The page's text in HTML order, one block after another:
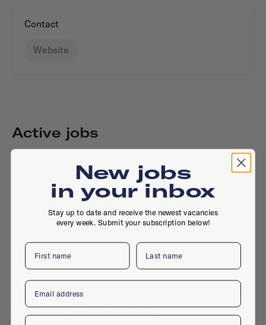
Contact
Website
Active jobs
No active jobs right now
Is this your company profile?
Similar companies
New jobs
in your inbox
Stay up to date and receive the newest vacancies
every week. Submit your subscription below!
First name Last name
Email
Company